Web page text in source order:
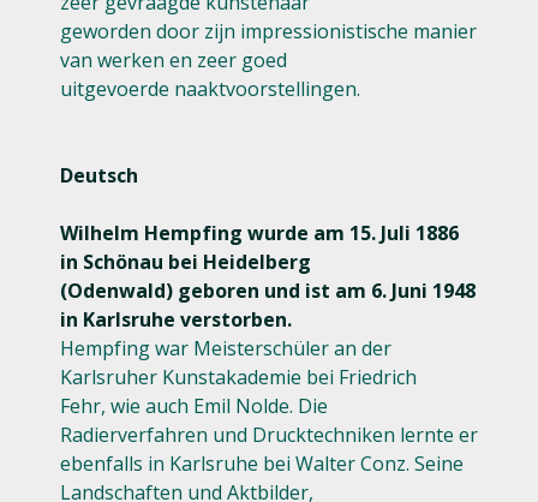
geworden door zijn impressionistische manier
van werken en zeer goed
uitgevoerde naaktvoorstellingen.
Deutsch
Wilhelm Hempfing wurde am 15. Juli 1886
in Schönau bei Heidelberg
(Odenwald) geboren und ist am 6. Juni 1948
in Karlsruhe verstorben.
Hempfing war Meisterschüler an der
Karlsruher Kunstakademie bei Friedrich
Fehr, wie auch Emil Nolde. Die
Radierverfahren und Drucktechniken lernte er
ebenfalls in Karlsruhe bei Walter Conz. Seine
Landschaften und Aktbilder,